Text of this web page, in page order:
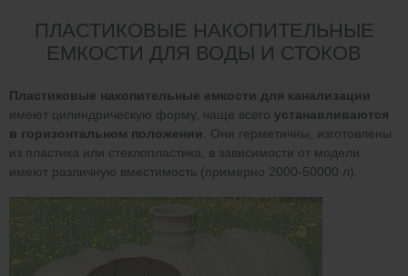
ПЛАСТИКОВЫЕ НАКОПИТЕЛЬНЫЕ
ЕМКОСТИ ДЛЯ ВОДЫ И СТОКОВ
Пластиковые накопительные емкости для канализации
имеют цилиндрическую форму, чаще всего устанавливаются
в горизонтальном положении
. Они герметичны, изготовлены
из пластика или стеклопластика, в зависимости от модели
имеют различную вместимость (примерно 2000-50000 л).